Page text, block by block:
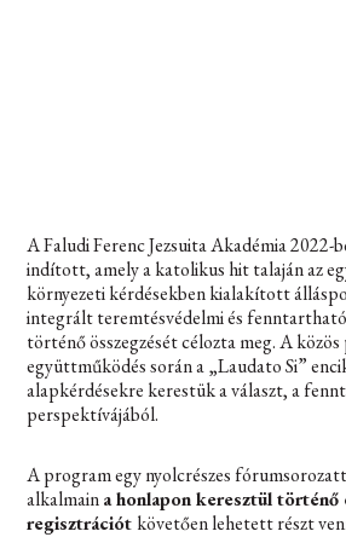
A Faludi Ferenc Jezsuita Akadémia
indított, amely a katolikus hit talaján az
környezeti kérdésekben kialakított
integrált teremtésvédelmi és
történő összegzését célozta meg. A közös
együttműködés során a „Laudato Si”
alapkérdésekre kerestük a választ, a
perspektívájából.
A program egy nyolcrészes
alkalmaina honlapon keresztül történő
regisztrációt követően lehetett részt